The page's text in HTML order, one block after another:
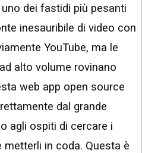
dei fastidi più pesanti
inesauribile di video con
YouTube, ma le
alto volume rovinano
web app open source
dal grande
agli ospiti di cercare i
metterli in coda. Questa è